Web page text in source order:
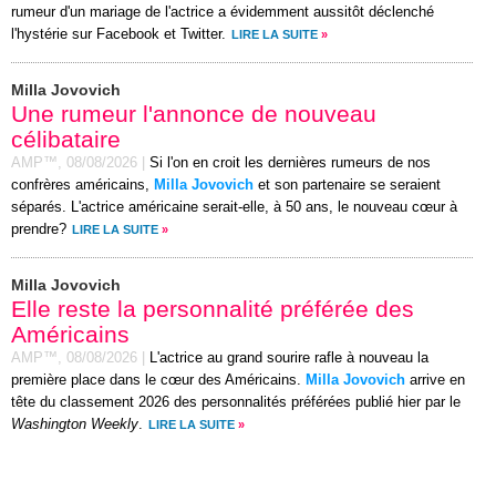
rumeur d'un mariage de l'actrice a évidemment aussitôt déclenché
l'hystérie sur Facebook et Twitter.
LIRE LA SUITE »
Milla Jovovich
Une rumeur l'annonce de nouveau
célibataire
AMP™, 08/08/2026
Si l'on en croit les dernières rumeurs de nos
confrères américains, Milla Jovovich et son partenaire se seraient
séparés. L'actrice américaine serait-elle, à 50 ans, le nouveau cœur à
prendre? LIRE LA SUITE »
Milla Jovovich
Elle reste la personnalité préférée des
Américains
AMP™, 08/08/2026
L'actrice au grand sourire rafle à nouveau la
première place dans le cœur des Américains. Milla Jovovich arrive en
tête du classement 2026 des personnalités préférées publié hier par le
Washington Weekly. LIRE LA SUITE »